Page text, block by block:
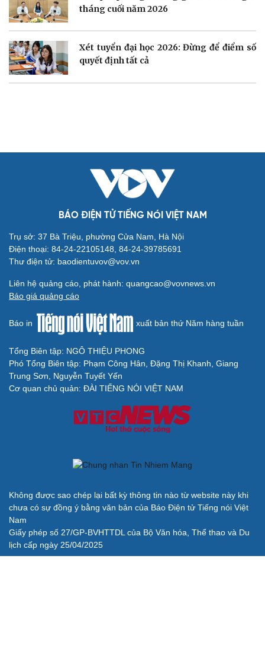
Sức khỏe
Cây thuốc
Sản phụ khoa
Nhi khoa
Blog
Tình yêu - Gia đình
Văn học
Âm nhạc
Di sản
Giải trí
Nghệ sĩ
Thời trang
Sao Việt
Du lịch
Tư vấn
Săn Tour
check-in
Câu chuyện thời sự
Cửa sổ tình yêu
Hạt giống tâm hồn
Cải chính
tháng cuối năm 2026
Xét tuyển đại học 2026: Đừng để điểm số
quyết định tất cả
BÁO ĐIỆN TỬ TIẾNG NÓI VIỆT NAM
Trụ sở: 37 Bà Triệu, phường Cửa Nam, Hà Nội
Điện thoại: 84-24-22105148, 84-24-39785691
Thư điện tử: baodientuvov@vov.vn
Liên hệ quảng cáo, phát hành: quangcao@vovnews.vn
Báo giá quảng cáo
Báo in xuất bản thứ Năm hàng tuần
Tổng Biên tập: NGÔ THIỆU PHONG
Phó Tổng Biên tập: Phạm Công Hân, Đặng Thị Khanh, Giang
Trung Sơn, Nguyễn Tuyết Yến
Cơ quan chủ quản: ĐÀI TIẾNG NÓI VIỆT NAM
Không được sao chép lại bất kỳ thông tin nào từ website này khi
chưa có sự đồng ý bằng văn bản của Báo Điện tử Tiếng nói Việt
Nam
Giấy phép số 27/GP-BVHTTDL của Bộ Văn hóa, Thể thao và Du
lịch cấp ngày 25/04/2025